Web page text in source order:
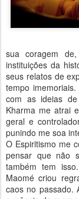
sua coragem
instituições da
seus relatos de
tempo
com as ideias
Kharma me atrai
geral e
punindo me soa
O Espiritismo me
pensar que não
também tem
Maomé criou
caos no passado.